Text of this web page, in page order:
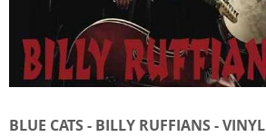
BLUE CATS - BILLY RUFFIANS - VINYL